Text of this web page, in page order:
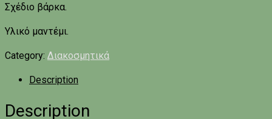
Σχέδιο βάρκα.
Υλικό μαντέμι.
Category: Διακοσμητικά
Description
Description